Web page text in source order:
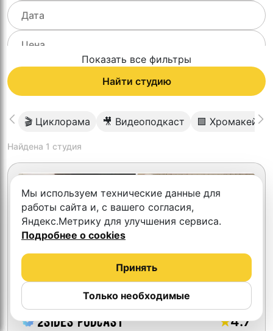
Показать все фильтры
Найти студию
🎬 Циклорама 🎥 Видеоподкаст 🟩 Хромакей
Найдена 1 студия
2SIDES Podcast 4.7
Мы используем технические данные для
работы сайта и, с вашего согласия,
Яндекс.Метрику для улучшения сервиса.
Подробнее о cookies
Только необходимые
Принять